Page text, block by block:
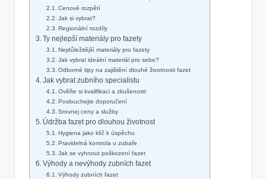
Cenové rozpětí
Jak si vybrat?
Regionální rozdíly
Ty nejlepší materiály pro fazety
Nejdůležitější materiály pro fazety
Jak vybrat ideální materiál pro sebe?
Odborné tipy na zajištění dlouhé životnosti fazet
Jak vybrat zubního specialistu
Ověřte si kvalifikaci a zkušenosti
Poslouchejte doporučení
Srovnej ceny a služby
Údržba fazet pro dlouhou životnost
Hygiena jako klíč k úspěchu
Pravidelná kontrola u zubaře
Jak se vyhnout poškození fazet
Výhody a nevýhody zubních fazet
Výhody zubních fazet